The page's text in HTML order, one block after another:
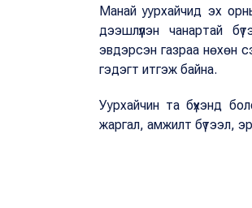
Манай уурхайчид эх
дээшлүүлэн чанартай
эвдэрсэн газраа нөхөн
гэдэгт итгэж байна.
Уурхайчин та бүхэнд
жаргал, амжилт бүтээл,